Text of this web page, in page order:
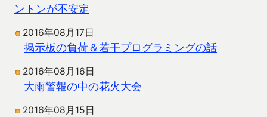
ントンが不安定
2016年08月17日
掲示板の負荷＆若干プログラミングの話
2016年08月16日
大雨警報の中の花火大会
2016年08月15日